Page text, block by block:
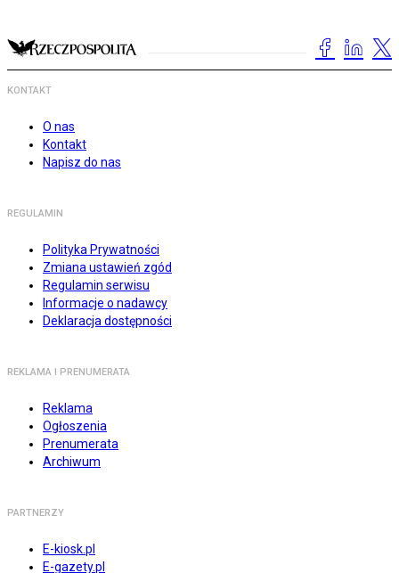
KONTAKT
O nas
Kontakt
Napisz do nas
REGULAMIN
Polityka Prywatności
Zmiana ustawień zgód
Regulamin serwisu
Informacje o nadawcy
Deklaracja dostępności
REKLAMA I PRENUMERATA
Reklama
Ogłoszenia
Prenumerata
Archiwum
PARTNERZY
E-kiosk.pl
E-gazety.pl